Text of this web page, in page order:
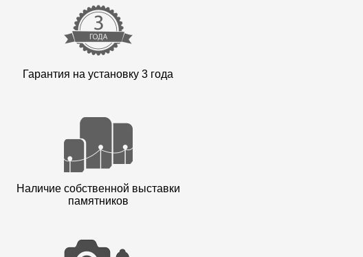
Гарантия на установку 3 года
Наличие собственной выставки
памятников